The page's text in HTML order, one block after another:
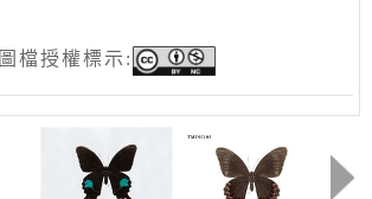
圖檔授權標示: